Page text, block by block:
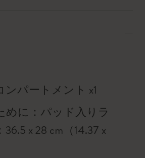
パートメント x1
に：パッド入りラ
x 28 cm（14.37 x